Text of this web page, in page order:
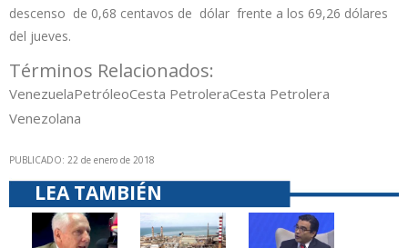
descenso de 0,68 centavos de dólar frente a los 69,26 dólares
del jueves.
Términos Relacionados:
VenezuelaPetróleoCesta PetroleraCesta Petrolera
Venezolana
PUBLICADO: 22 de enero de 2018
LEA TAMBIÉN